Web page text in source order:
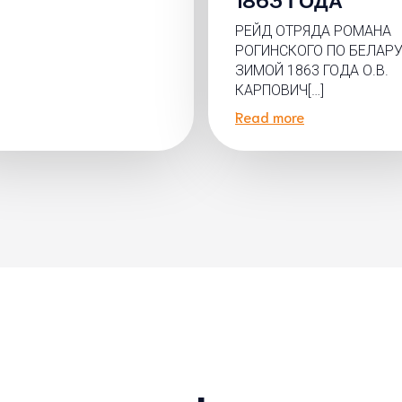
РЕЙД ОТРЯДА РОМАНА
РОГИНСКОГО ПО
ЗИМОЙ 1863 ГОДА О.В.
КАРПОВИЧ[…]
Read more